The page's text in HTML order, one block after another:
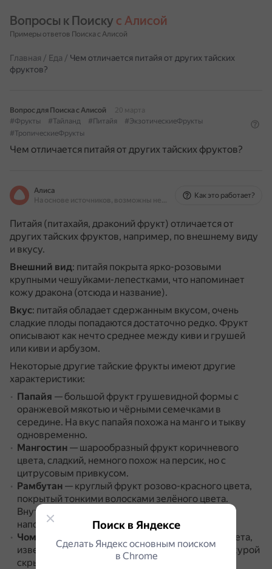
Вопросы к Поиску с Алисой
Примеры ответов Поиска с Алисой
Главная / Еда / Чем отличается питайя от других тайских
фруктов?
Вопрос для Поиска с Алисой
20 марта
#Фрукты
#Тайланд #Питайя
#ЭкзотическиеФрукты
#ТропическиеФрукты
Чем отличается питайя от других тайских фруктов?
Алиса
На основе источников, возможны неточности
Как это работает?
Питайя (питахайя, драконий фрукт) отличается от
других тайских фруктов, например, по внешнему виду
и вкусу.
Внешний вид: питайя покрыта ярко-розовыми
крупными чешуйками-лепестками, что напоминает
кожу дракона (отсюда и название).
Вкус: питайя обладает сдержанным вкусом, очень
сладкие плоды попадаются достаточно редко. Фрукт
описывают как нечто среднее между киви и грушей
или киви и арбузом.
Некоторые другие тайские фрукты имеют другие
характеристики:
Папайя — большой фрукт грушевидной формы с
оранжевой мякотью и чёрными семечками в
середине. На вкус папайя похожа на манго и тыкву
одновременно.
Мангостин — шарообразный фрукт коричневого
цвета, сладкий, немного похож на персик, но с
цитрусовым привкусом.
Рамбутан — круглый фрукт розово-красного цвета,
покрытый тонкими волосками зелёного цвета.
Внутри — нежная белая мякоть, которая на вкус
напоминает дыню и виноград.
Чомпу
— плод грушевидной формы красного цвета,
известен как «розовое яблоко».Под гладкой кожурой
скрывается бело-зелёная мякоть, по вкусу
Поиск в Яндексе
Сделать Яндекс основным поиском
в Сhrome